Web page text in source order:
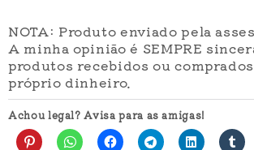
NOTA: Produto enviado pela
A minha opinião é SEMPRE
produtos recebidos ou
próprio dinheiro.
Achou legal? Avisa para as amigas!